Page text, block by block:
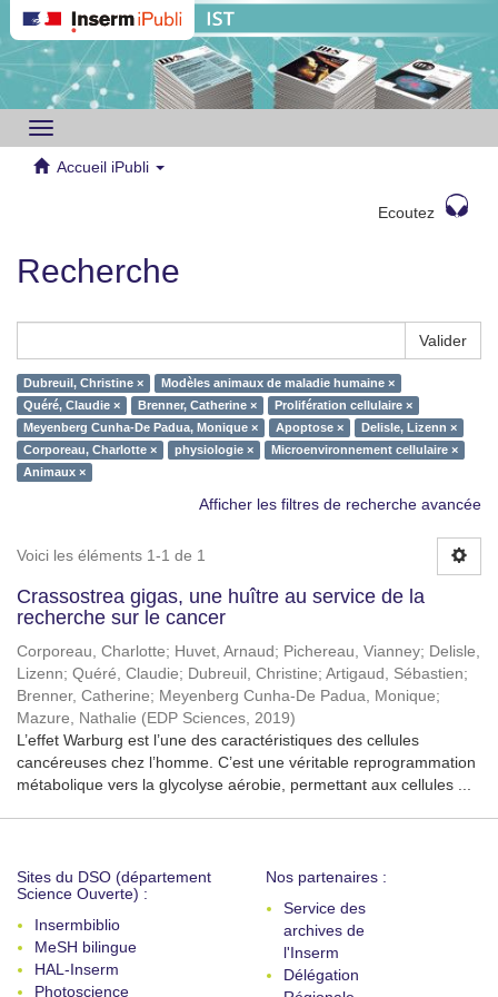
Toggle
navigation
Accueil iPubli
Ecoutez
Recherche
Valider
Dubreuil, Christine ×
Modèles animaux de maladie humaine ×
Quéré, Claudie ×
Brenner, Catherine ×
Prolifération cellulaire ×
Meyenberg Cunha-De Padua, Monique ×
Apoptose ×
Delisle, Lizenn ×
Corporeau, Charlotte ×
physiologie ×
Microenvironnement cellulaire ×
Animaux ×
Afficher les filtres de recherche avancée
Voici les éléments 1-1 de 1
Crassostrea gigas, une huître au service de la
recherche sur le cancer
Corporeau, Charlotte; Huvet, Arnaud ; Pichereau, Vianney; Delisle,
Lizenn; Quéré, Claudie; Dubreuil, Christine; Artigaud, Sébastien;
Brenner, Catherine; Meyenberg Cunha-De Padua, Monique;
Mazure, Nathalie (EDP Sciences, 2019)
L’effet Warburg est l’une des caractéristiques des cellules
cancéreuses chez l’homme. C’est une véritable reprogrammation
métabolique vers la glycolyse aérobie, permettant aux cellules ...
Sites du DSO (département
Science Ouverte) :
Insermbiblio
MeSH bilingue
HAL-Inserm
Photoscience
Nos partenaires :
Service des
archives de
l'Inserm
Délégation